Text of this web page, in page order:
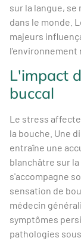
sur la langue,
dans le monde.
majeurs
l'environnement
L'impact
buccal
Le stress
la bouche. Une
entraîne une
blanchâtre sur
s'accompagne
sensation de
médecin
symptômes
pathologies